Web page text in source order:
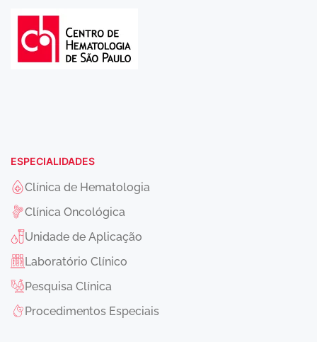
ESPECIALIDADES
Clínica de Hematologia
Clínica Oncológica
Unidade de Aplicação
Laboratório Clínico
Pesquisa Clínica
Procedimentos Especiais